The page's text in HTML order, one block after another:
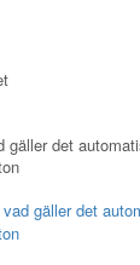
gäller det
gäller det